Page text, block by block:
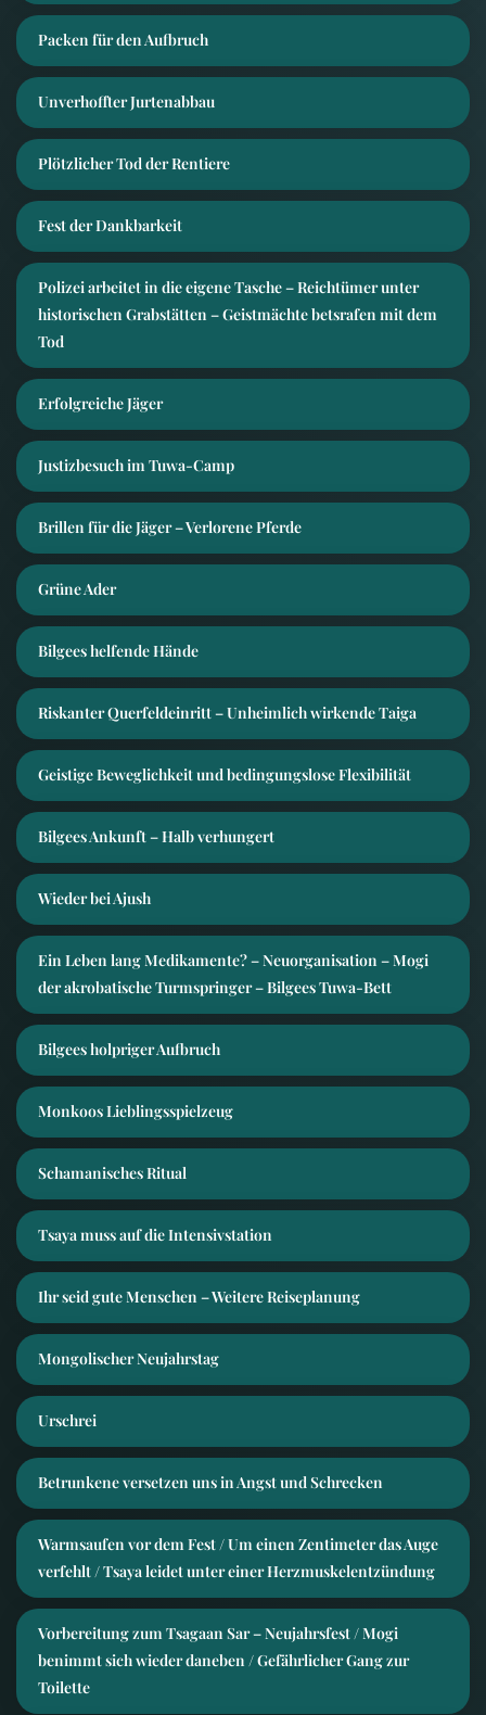
Packen für den Aufbruch
Unverhoffter Jurtenabbau
Plötzlicher Tod der Rentiere
Fest der Dankbarkeit
Polizei arbeitet in die eigene Tasche – Reichtümer unter
historischen Grabstätten – Geistmächte betsrafen mit dem
Tod
Erfolgreiche Jäger
Justizbesuch im Tuwa-Camp
Brillen für die Jäger – Verlorene Pferde
Grüne Ader
Bilgees helfende Hände
Riskanter Querfeldeinritt – Unheimlich wirkende Taiga
Geistige Beweglichkeit und bedingungslose Flexibilität
Bilgees Ankunft – Halb verhungert
Wieder bei Ajush
Ein Leben lang Medikamente? – Neuorganisation – Mogi
der akrobatische Turmspringer – Bilgees Tuwa-Bett
Bilgees holpriger Aufbruch
Monkoos Lieblingsspielzeug
Schamanisches Ritual
Tsaya muss auf die Intensivstation
Ihr seid gute Menschen – Weitere Reiseplanung
Mongolischer Neujahrstag
Urschrei
Betrunkene versetzen uns in Angst und Schrecken
Warmsaufen vor dem Fest / Um einen Zentimeter das Auge
verfehlt / Tsaya leidet unter einer Herzmuskelentzündung
Vorbereitung zum Tsagaan Sar – Neujahrsfest / Mogi
benimmt sich wieder daneben / Gefährlicher Gang zur
Toilette